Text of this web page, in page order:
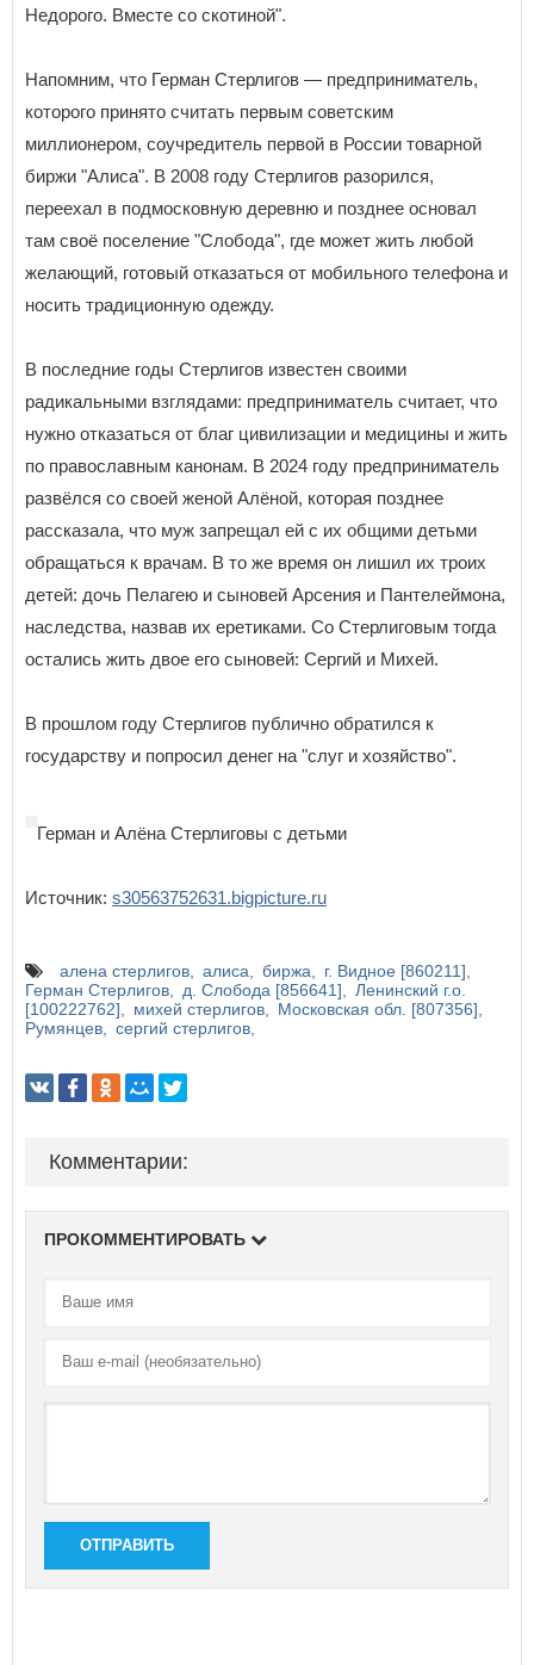
Недорого. Вместе со скотиной".
Напомним, что Герман Стерлигов — предприниматель,
которого принято считать первым советским
миллионером, соучредитель первой в России товарной
биржи "Алиса". В 2008 году Стерлигов разорился,
переехал в подмосковную деревню и позднее основал
там своё поселение "Слобода", где может жить любой
желающий, готовый отказаться от мобильного телефона и
носить традиционную одежду.
В последние годы Стерлигов известен своими
радикальными взглядами: предприниматель считает, что
нужно отказаться от благ цивилизации и медицины и жить
по православным канонам. В 2024 году предприниматель
развёлся со своей женой Алёной, которая позднее
рассказала, что муж запрещал ей с их общими детьми
обращаться к врачам. В то же время он лишил их троих
детей: дочь Пелагею и сыновей Арсения и Пантелеймона,
наследства, назвав их еретиками. Со Стерлиговым тогда
остались жить двое его сыновей: Сергий и Михей.
В прошлом году Стерлигов публично обратился к
государству и попросил денег на "слуг и хозяйство".
Герман и Алёна Стерлиговы с детьми
Источник: s30563752631.bigpicture.ru
алена стерлигов алиса биржа
г. Видное [860211]
Герман Стерлигов
д. Слобода [856641]
Ленинский г.о.
[100222762]
михей стерлигов
Московская обл. [807356]
Румянцев
сергий стерлигов
Комментарии:
ПРОКОММЕНТИРОВАТЬ
ОТПРАВИТЬ